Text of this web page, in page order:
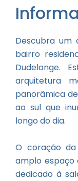
Descubra um
bairro
Dudelange.
arquitetura
panorâmica
ao sul que
longo do dia.
O coração
amplo espaço
dedicado à